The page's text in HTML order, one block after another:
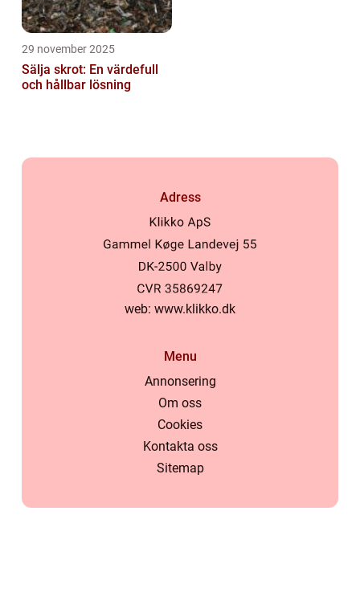
29 november 2025
Sälja skrot: En värdefull
och hållbar lösning
Adress
web: www.klikko.dk
Menu
Annonsering
Om oss
Cookies
Kontakta oss
Sitemap